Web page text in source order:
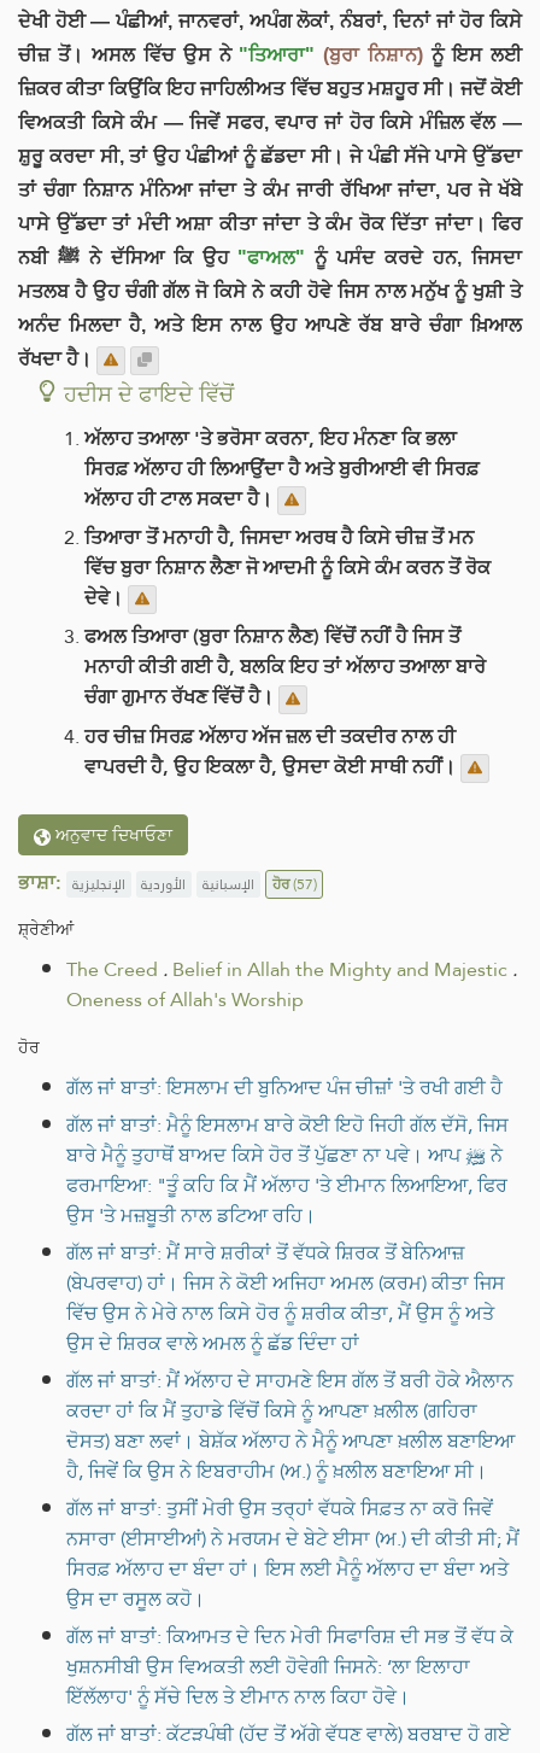
ਦੇਖੀ ਹੋਈ — ਪੰਛੀਆਂ, ਜਾਨਵਰਾਂ, ਅਪੰਗ ਲੋਕਾਂ, ਨੰਬਰਾਂ, ਦਿਨਾਂ ਜਾਂ ਹੋਰ ਕਿਸੇ
ਚੀਜ਼ ਤੋਂ। ਅਸਲ ਵਿੱਚ ਉਸ ਨੇ "ਤਿਆਰਾ" (ਬੁਰਾ ਨਿਸ਼ਾਨ) ਨੂੰ ਇਸ ਲਈ
ਜ਼ਿਕਰ ਕੀਤਾ ਕਿਉਂਕਿ ਇਹ ਜਾਹਿਲੀਅਤ ਵਿੱਚ ਬਹੁਤ ਮਸ਼ਹੂਰ ਸੀ। ਜਦੋਂ ਕੋਈ
ਵਿਅਕਤੀ ਕਿਸੇ ਕੰਮ — ਜਿਵੇਂ ਸਫਰ, ਵਪਾਰ ਜਾਂ ਹੋਰ ਕਿਸੇ ਮੰਜ਼ਿਲ ਵੱਲ —
ਸ਼ੁਰੂ ਕਰਦਾ ਸੀ, ਤਾਂ ਉਹ ਪੰਛੀਆਂ ਨੂੰ ਛੱਡਦਾ ਸੀ। ਜੇ ਪੰਛੀ ਸੱਜੇ ਪਾਸੇ ਉੱਡਦਾ
ਤਾਂ ਚੰਗਾ ਨਿਸ਼ਾਨ ਮੰਨਿਆ ਜਾਂਦਾ ਤੇ ਕੰਮ ਜਾਰੀ ਰੱਖਿਆ ਜਾਂਦਾ, ਪਰ ਜੇ ਖੱਬੇ
ਪਾਸੇ ਉੱਡਦਾ ਤਾਂ ਮੰਦੀ ਅਸ਼ਾ ਕੀਤਾ ਜਾਂਦਾ ਤੇ ਕੰਮ ਰੋਕ ਦਿੱਤਾ ਜਾਂਦਾ। ਫਿਰ
ਨਬੀ ﷺ ਨੇ ਦੱਸਿਆ ਕਿ ਉਹ "ਫਾਅਲ" ਨੂੰ ਪਸੰਦ ਕਰਦੇ ਹਨ, ਜਿਸਦਾ
ਮਤਲਬ ਹੈ ਉਹ ਚੰਗੀ ਗੱਲ ਜੋ ਕਿਸੇ ਨੇ ਕਹੀ ਹੋਵੇ ਜਿਸ ਨਾਲ ਮਨੁੱਖ ਨੂੰ ਖੁਸ਼ੀ ਤੇ
ਅਨੰਦ ਮਿਲਦਾ ਹੈ, ਅਤੇ ਇਸ ਨਾਲ ਉਹ ਆਪਣੇ ਰੱਬ ਬਾਰੇ ਚੰਗਾ ਖ਼ਿਆਲ
ਰੱਖਦਾ ਹੈ।
ਹਦੀਸ ਦੇ ਫਾਇਦੇ ਵਿੱਚੋਂ
ਅੱਲਾਹ ਤਆਲਾ 'ਤੇ ਭਰੋਸਾ ਕਰਨਾ, ਇਹ ਮੰਨਣਾ ਕਿ ਭਲਾ
ਸਿਰਫ਼ ਅੱਲਾਹ ਹੀ ਲਿਆਉਂਦਾ ਹੈ ਅਤੇ ਬੁਰੀਆਈ ਵੀ ਸਿਰਫ਼
ਅੱਲਾਹ ਹੀ ਟਾਲ ਸਕਦਾ ਹੈ।
ਤਿਆਰਾ ਤੋਂ ਮਨਾਹੀ ਹੈ, ਜਿਸਦਾ ਅਰਥ ਹੈ ਕਿਸੇ ਚੀਜ਼ ਤੋਂ ਮਨ
ਵਿੱਚ ਬੁਰਾ ਨਿਸ਼ਾਨ ਲੈਣਾ ਜੋ ਆਦਮੀ ਨੂੰ ਕਿਸੇ ਕੰਮ ਕਰਨ ਤੋਂ ਰੋਕ
ਦੇਵੇ।
ਫਅਲ ਤਿਆਰਾ (ਬੁਰਾ ਨਿਸ਼ਾਨ ਲੈਣ) ਵਿੱਚੋਂ ਨਹੀਂ ਹੈ ਜਿਸ ਤੋਂ
ਮਨਾਹੀ ਕੀਤੀ ਗਈ ਹੈ, ਬਲਕਿ ਇਹ ਤਾਂ ਅੱਲਾਹ ਤਆਲਾ ਬਾਰੇ
ਚੰਗਾ ਗੁਮਾਨ ਰੱਖਣ ਵਿੱਚੋਂ ਹੈ।
ਹਰ ਚੀਜ਼ ਸਿਰਫ਼ ਅੱਲਾਹ ਅੱਜ ਜ਼ਲ ਦੀ ਤਕਦੀਰ ਨਾਲ ਹੀ
ਵਾਪਰਦੀ ਹੈ, ਉਹ ਇਕਲਾ ਹੈ, ਉਸਦਾ ਕੋਈ ਸਾਥੀ ਨਹੀਂ।
ਅਨੁਵਾਦ ਦਿਖਾਓਣਾ
ਭਾਸ਼ਾ: الإنجليزية الأوردية الإسبانية ਹੋਰ(57)
ਸ਼੍ਰੇਣੀਆਂ
The Creed .Belief in Allah the Mighty and Majestic .
Oneness of Allah's Worship
ਹੋਰ
ਗੱਲ ਜਾਂ ਬਾਤਾਂ: ਇਸਲਾਮ ਦੀ ਬੁਨਿਆਦ ਪੰਜ ਚੀਜ਼ਾਂ 'ਤੇ ਰਖੀ ਗਈ ਹੈ
ਗੱਲ ਜਾਂ ਬਾਤਾਂ: ਮੈਨੂੰ ਇਸਲਾਮ ਬਾਰੇ ਕੋਈ ਇਹੋ ਜਿਹੀ ਗੱਲ ਦੱਸੋ, ਜਿਸ
ਬਾਰੇ ਮੈਨੂੰ ਤੁਹਾਥੋਂ ਬਾਅਦ ਕਿਸੇ ਹੋਰ ਤੋਂ ਪੁੱਛਣਾ ਨਾ ਪਵੇ। ਆਪ ﷺ ਨੇ
ਫਰਮਾਇਆ: "ਤੂੰ ਕਹਿ ਕਿ ਮੈਂ ਅੱਲਾਹ 'ਤੇ ਈਮਾਨ ਲਿਆਇਆ, ਫਿਰ
ਉਸ 'ਤੇ ਮਜ਼ਬੂਤੀ ਨਾਲ ਡਟਿਆ ਰਹਿ।
ਗੱਲ ਜਾਂ ਬਾਤਾਂ: ਮੈਂ ਸਾਰੇ ਸ਼ਰੀਕਾਂ ਤੋਂ ਵੱਧਕੇ ਸ਼ਿਰਕ ਤੋਂ ਬੇਨਿਆਜ਼
(ਬੇਪਰਵਾਹ) ਹਾਂ। ਜਿਸ ਨੇ ਕੋਈ ਅਜਿਹਾ ਅਮਲ (ਕਰਮ) ਕੀਤਾ ਜਿਸ
ਵਿੱਚ ਉਸ ਨੇ ਮੇਰੇ ਨਾਲ ਕਿਸੇ ਹੋਰ ਨੂੰ ਸ਼ਰੀਕ ਕੀਤਾ, ਮੈਂ ਉਸ ਨੂੰ ਅਤੇ
ਉਸ ਦੇ ਸ਼ਿਰਕ ਵਾਲੇ ਅਮਲ ਨੂੰ ਛੱਡ ਦਿੰਦਾ ਹਾਂ
ਗੱਲ ਜਾਂ ਬਾਤਾਂ: ਮੈਂ ਅੱਲਾਹ ਦੇ ਸਾਹਮਣੇ ਇਸ ਗੱਲ ਤੋਂ ਬਰੀ ਹੋਕੇ ਐਲਾਨ
ਕਰਦਾ ਹਾਂ ਕਿ ਮੈਂ ਤੁਹਾਡੇ ਵਿੱਚੋਂ ਕਿਸੇ ਨੂੰ ਆਪਣਾ ਖ਼ਲੀਲ (ਗਹਿਰਾ
ਦੋਸਤ) ਬਣਾ ਲਵਾਂ। ਬੇਸ਼ੱਕ ਅੱਲਾਹ ਨੇ ਮੈਨੂੰ ਆਪਣਾ ਖ਼ਲੀਲ ਬਣਾਇਆ
ਹੈ, ਜਿਵੇਂ ਕਿ ਉਸ ਨੇ ਇਬਰਾਹੀਮ (ਅ.) ਨੂੰ ਖ਼ਲੀਲ ਬਣਾਇਆ ਸੀ।
ਗੱਲ ਜਾਂ ਬਾਤਾਂ: ਤੁਸੀਂ ਮੇਰੀ ਉਸ ਤਰ੍ਹਾਂ ਵੱਧਕੇ ਸਿਫ਼ਤ ਨਾ ਕਰੋ ਜਿਵੇਂ
ਨਸਾਰਾ (ਈਸਾਈਆਂ) ਨੇ ਮਰਯਮ ਦੇ ਬੇਟੇ ਈਸਾ (ਅ.) ਦੀ ਕੀਤੀ ਸੀ; ਮੈਂ
ਸਿਰਫ਼ ਅੱਲਾਹ ਦਾ ਬੰਦਾ ਹਾਂ। ਇਸ ਲਈ ਮੈਨੂੰ ਅੱਲਾਹ ਦਾ ਬੰਦਾ ਅਤੇ
ਉਸ ਦਾ ਰਸੂਲ ਕਹੋ।
ਗੱਲ ਜਾਂ ਬਾਤਾਂ: ਕਿਆਮਤ ਦੇ ਦਿਨ ਮੇਰੀ ਸਿਫਾਰਿਸ਼ ਦੀ ਸਭ ਤੋਂ ਵੱਧ ਕੇ
ਖੁਸ਼ਨਸੀਬੀ ਉਸ ਵਿਅਕਤੀ ਲਈ ਹੋਵੇਗੀ ਜਿਸਨੇ: ‘ਲਾ ਇਲਾਹਾ
ਇੱਲੱਲਾਹ' ਨੂੰ ਸੱਚੇ ਦਿਲ ਤੇ ਈਮਾਨ ਨਾਲ ਕਿਹਾ ਹੋਵੇ।
ਗੱਲ ਜਾਂ ਬਾਤਾਂ: ਕੱਟੜਪੰਥੀ (ਹੱਦ ਤੋਂ ਅੱਗੇ ਵੱਧਣ ਵਾਲੇ) ਬਰਬਾਦ ਹੋ ਗਏ